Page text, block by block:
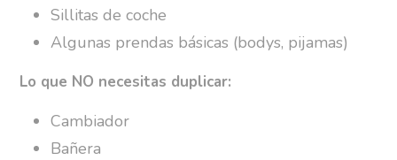
Sillitas de coche
Algunas prendas básicas (bodys, pijamas)
Lo que NO necesitas duplicar:
Cambiador
Bañera